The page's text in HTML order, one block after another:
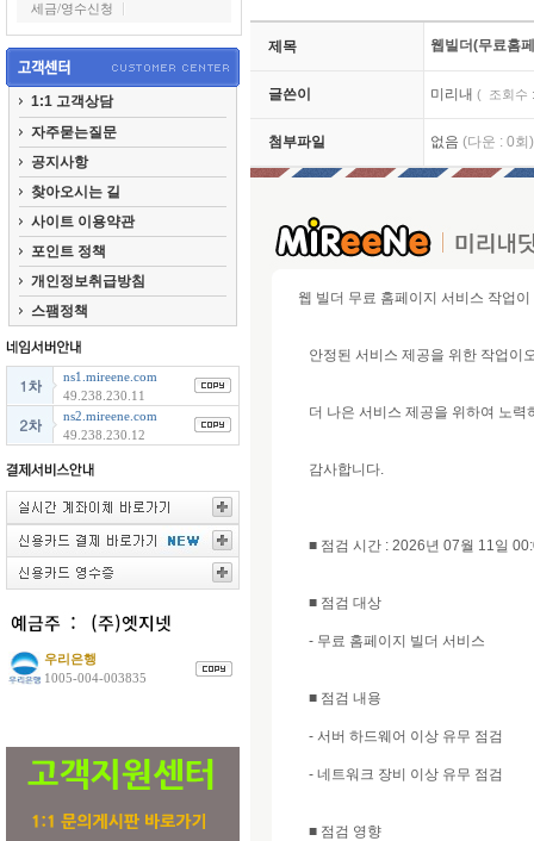
세금/영수신청
1:1 고객상담
자주묻는질문
공지사항
찾아오시는 길
사이트 이용약관
포인트 정책
개인정보취급방침
스팸정책
ns1.mireene.com
49.238.230.11
ns2.mireene.com
49.238.230.12
우리은행
1005-004-003835
제목 웹빌더(무료홈
글쓴이 미리내 ( 조회수
첨부파일 없음 (다운 : 0회)
웹 빌더 무료 홈페이지 서비스 작업
안정된 서비스 제공을 위한 작업이
더 나은 서비스 제공을 위하여 노력
감사합니다.
■ 점검 시간 : 2026년 07월 11일
■ 점검 대상
- 무료 홈페이지 빌더 서비스
■ 점검 내용
- 서버 하드웨어 이상 유무 점검
- 네트워크 장비 이상 유무 점검
■ 점검 영향